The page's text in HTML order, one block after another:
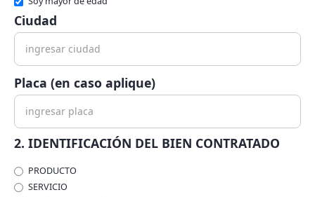
Ciudad
Placa (en caso aplique)
2. IDENTIFICACIÓN DEL BIEN CONTRATADO
PRODUCTO
SERVICIO